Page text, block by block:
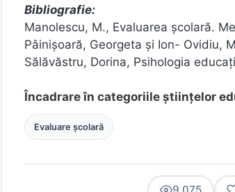
Bibliografie:
Manolescu, M., Evaluarea şcolară.
Pâinișoară, Georgeta și Ion- Ovidiu,
Sălăvăstru, Dorina, Psihologia
Încadrare în categoriile științelor
Evaluare școlară
9.075